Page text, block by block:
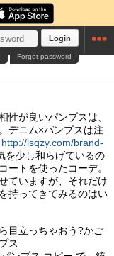
Login
Forgot password
性が良いパンプスは、
デニム×パンプスは注
http://lsqzy.com/brand-
を少し和らげているの
ートを使ったコーデ。
ていますが、それだけ
持ってきてみるのはい
目立っちゃおう?かご
ス